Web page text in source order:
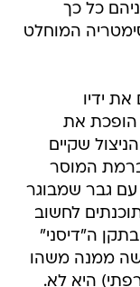
כל כך
המוחלט
גבר בן 45 ששם את ידיו
הופכת את
שקיים
המוסר
גבר שמבוגר
לחשוב
ה"דיסני"
ממנה משהו
היא לא.